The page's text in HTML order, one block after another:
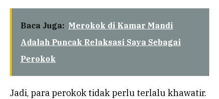
Baca Juga: Merokok di Kamar Mandi
Adalah Puncak Relaksasi Saya Sebagai
Perokok
Jadi, para perokok tidak perlu terlalu khawatir.